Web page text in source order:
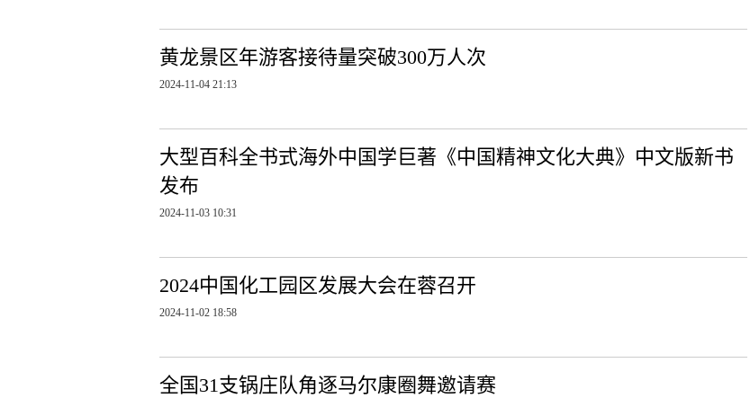
黄龙景区年游客接待量突破300万人次
2024-11-04 21:13
大型百科全书式海外中国学巨著《中国精神文化大典》中文版新书
发布
2024-11-03 10:31
2024中国化工园区发展大会在蓉召开
2024-11-02 18:58
全国31支锅庄队角逐马尔康圈舞邀请赛